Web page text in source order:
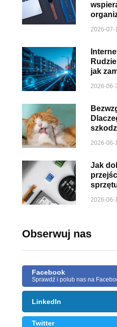
2026-07-
jak
2026-06-
2026-06-
Jak
2026-06-
Obserwuj nas
Facebook
Sprawdź i polub nas na
LinkedIn
Twitter